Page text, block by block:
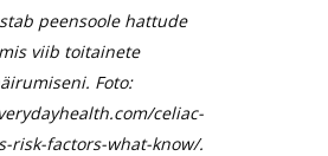
peensoole hattude
viib toitainete
Foto:
celiac-
risk-factors-what-know/.